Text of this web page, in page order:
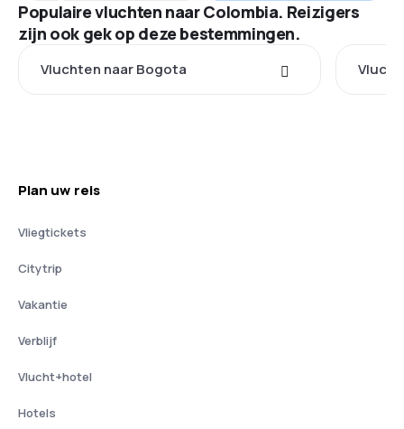
Populaire vluchten naar Colombia. Reizigers
zijn ook gek op deze bestemmingen.
Vluchten naar Bogota
Plan uw reis
Vliegtickets
Citytrip
Vakantie
Verblijf
Vlucht+hotel
Hotels